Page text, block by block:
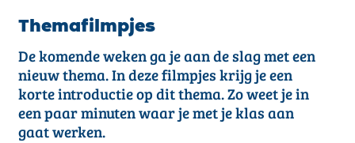
Themafilmpjes
De komende weken ga je aan de slag met een
nieuw thema. In deze filmpjes krijg je een
korte introductie op dit thema. Zo weet je in
een paar minuten waar je met je klas aan
gaat werken.